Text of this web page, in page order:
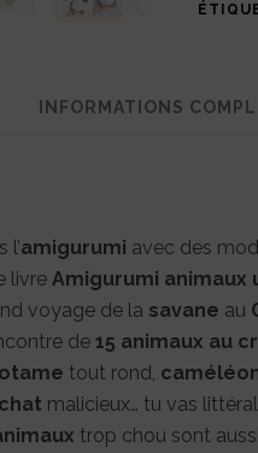
15
à
INFORMATIONS
l’amigurumi avec des
livre Amigurumi
voyage de la savane au
de 15 animaux au
tout rond,
chat malicieux… tu vas
trop chou sont aussi